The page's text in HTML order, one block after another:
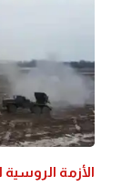
الأزمة الروسية